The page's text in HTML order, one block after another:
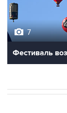
7
Фестиваль